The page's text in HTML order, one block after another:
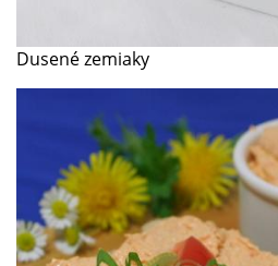
Dusené zemiaky